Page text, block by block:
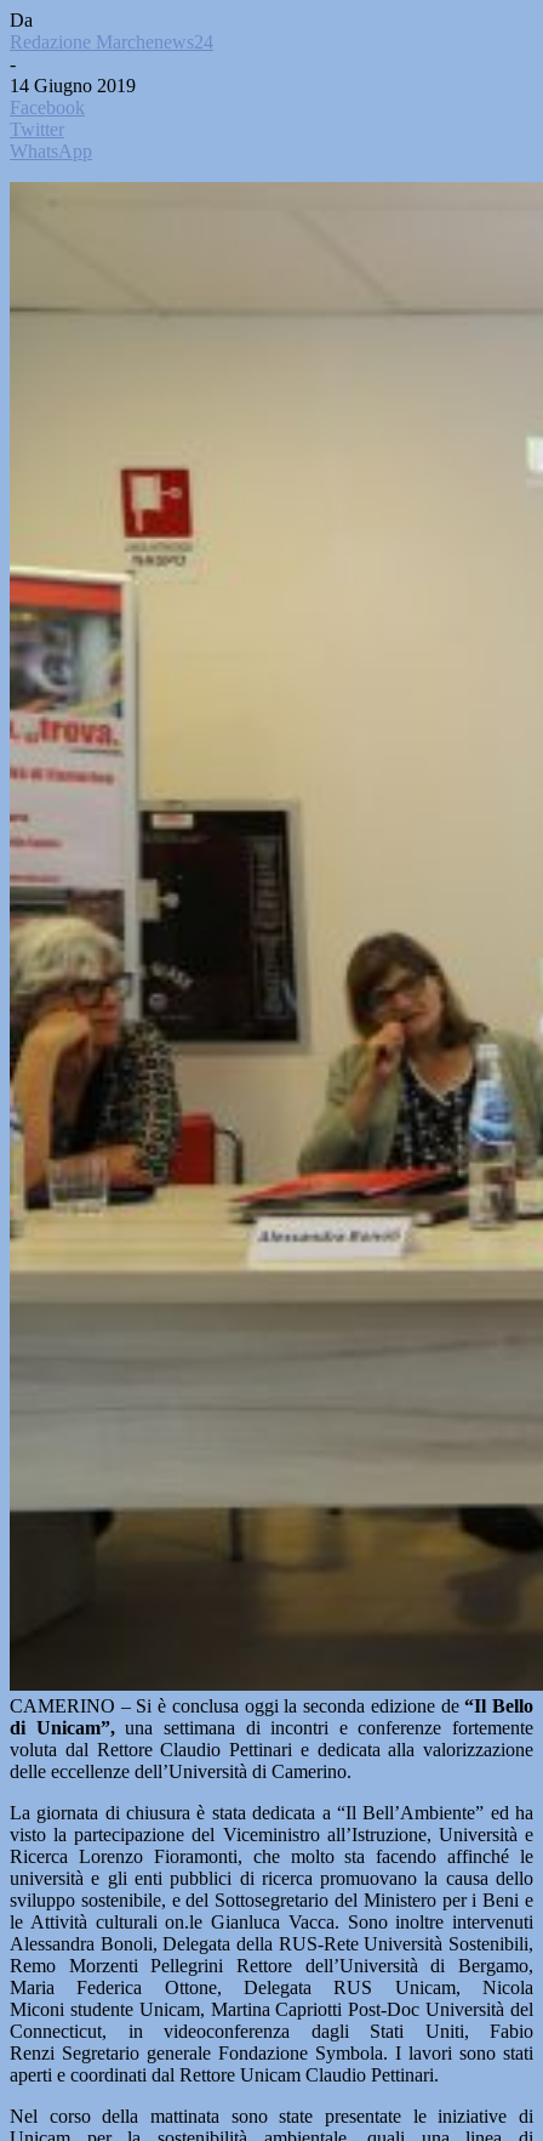
Da
Redazione Marchenews24
-
14 Giugno 2019
Facebook
Twitter
WhatsApp
CAMERINO – Si è conclusa oggi la seconda edizione de“Il Bello
di Unicam”,una settimana di incontri e conferenze fortemente
voluta dal Rettore Claudio Pettinari e dedicata alla valorizzazione
delle eccellenze dell’Università di Camerino.
La giornata di chiusura è stata dedicata a “Il Bell’Ambiente” ed ha
visto la partecipazione del Viceministro all’Istruzione, Università e
Ricerca Lorenzo Fioramonti, che molto sta facendo affinché le
università e gli enti pubblici di ricerca promuovano la causa dello
sviluppo sostenibile, e del Sottosegretario del Ministero per i Beni e
le Attività culturali on.le Gianluca Vacca. Sono inoltre intervenuti
Alessandra Bonoli, Delegata della RUS-Rete Università Sostenibili,
Remo Morzenti Pellegrini Rettore dell’Università di Bergamo,
Maria Federica Ottone, Delegata RUS Unicam, Nicola
Miconi studente Unicam, Martina Capriotti Post-Doc Università del
Connecticut, in videoconferenza dagli Stati Uniti, Fabio
Renzi Segretario generale Fondazione Symbola. I lavori sono stati
aperti e coordinati dal Rettore Unicam Claudio Pettinari.
Nel corso della mattinata sono state presentate le iniziative di